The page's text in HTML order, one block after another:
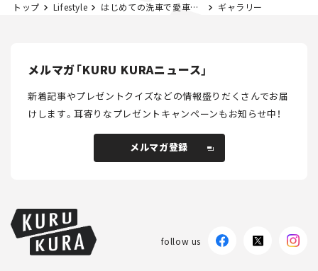
トップ Lifestyle はじめての洗車で愛車と向き合う。手洗い洗車の基本とコツ｜黒木美珠の「ときめく洗車日和」vol.02 ギャラリー
メルマガ「KURU KURAニュース」
新着記事やプレゼントクイズなどの情報盛りだくさんでお届
けします。耳寄りなプレゼントキャンペーンもお知らせ中！
メルマガ登録
follow us